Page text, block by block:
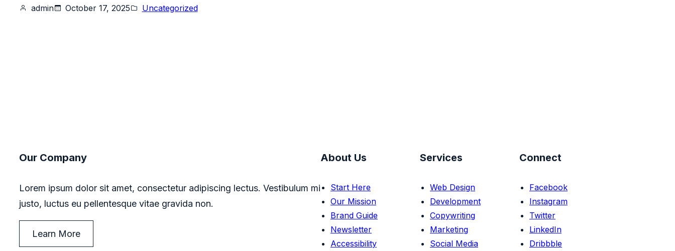
admin October 17, 2025 Uncategorized
Our Company
Lorem ipsum dolor sit amet, consectetur adipiscing lectus. Vestibulum mi
justo, luctus eu pellentesque vitae gravida non.
Learn More
About Us
Start Here
Our Mission
Brand Guide
Newsletter
Accessibility
Services
Web Design
Development
Copywriting
Marketing
Social Media
Connect
Facebook
Instagram
Twitter
LinkedIn
Dribbble